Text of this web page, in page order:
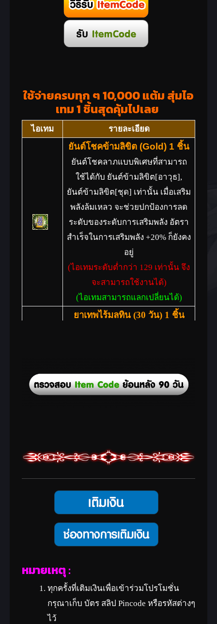
ใช้จ่ายครบทุก ๆ 10,000 แต้ม สุ่มไอ
เทม 1 ชิ้นสุดคุ้มไปเลย
ไอเทม รายละเอียด
ยันต์โชคข้ามลิขิต (Gold) 1 ชิ้น
ยันต์โชคลาภแบบพิเศษที่สามารถ
ใช้ได้กับ ยันต์ข้ามลิขิต[อาวุธ],
ยันต์ข้ามลิขิต[ชุด] เท่านั้น เมื่อเสริม
พลังล้มเหลว จะช่วยปกป้องการลด
ระดับของระดับการเสริมพลัง อัตรา
สำเร็จในการเสริมพลัง +20% ก็ยังคง
อยู่
(ไอเทมระดับต่ำกว่า 129 เท่านั้น จึง
จะสามารถใช้งานได้)
(ไอเทมสามารถแลกเปลี่ยนได้)
ยาเทพไร้มลทิน (30 วัน)1 ชิ้น
Bang]ยาเปลี่ยนร่างอาวุธทะเลลึก,
ยาคุ้มจิต
สุ่มได้รับอุปกรณ์ความดี(Lv.160)
รายละเอียด
(ไอเทมสามารถแลกเปลี่ยนได้)
เทวรูปอุปกรณ์ความดี (Lv.170)
ชิ้น
ปลอกแขน เสื้อ เกราะ)
รายละเอียด
หมายเหตุ :
ทุกครั้งที่เติมเงินเพื่อเข้าร่วมโปรโมชั่น
กรุณาเก็บ บัตร สลิป Pincode หรือรหัสต่างๆ
ไว้